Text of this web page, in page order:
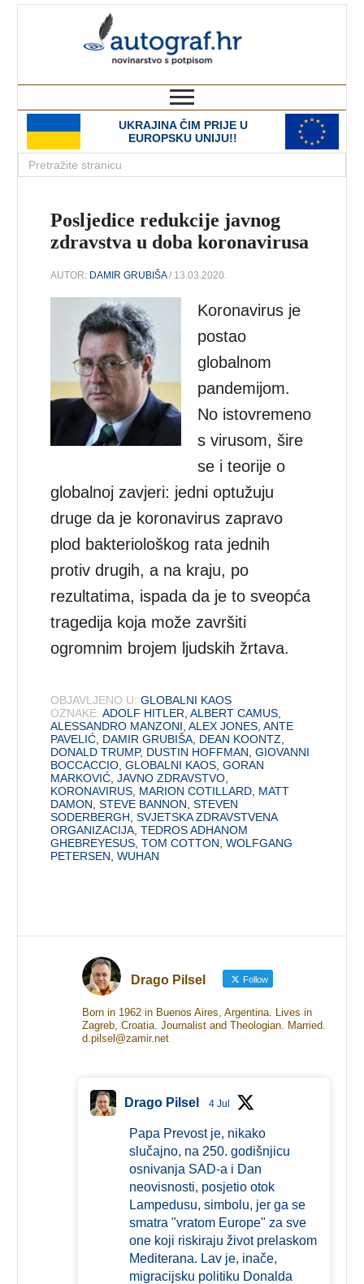
UKRAJINA ČIM PRIJE U
EUROPSKU UNIJU!!
Posljedice redukcije javnog
zdravstva u doba koronavirusa
AUTOR: DAMIR GRUBIŠA/ 13.03.2020.
Koronavirus je
postao
globalnom
pandemijom.
No istovremeno
s virusom, šire
se i teorije o
globalnoj zavjeri: jedni optužuju
druge da je koronavirus zapravo
plod bakteriološkog rata jednih
protiv drugih, a na kraju, po
rezultatima, ispada da je to sveopća
tragedija koja može završiti
ogromnim brojem ljudskih žrtava.
OBJAVLJENO U: GLOBALNI KAOS
OZNAKE: ADOLF HITLER ,ALBERT CAMUS
ALESSANDRO MANZONI ,ALEX JONES ,ANTE
PAVELIĆ DAMIR GRUBIŠA DEAN KOONTZ
DONALD TRUMP, DUSTIN HOFFMAN ,GIOVANNI
BOCCACCIO ,GLOBALNI KAOS ,GORAN
MARKOVIĆ ,JAVNO ZDRAVSTVO
KORONAVIRUS MARION COTILLARD MATT
DAMON ,STEVE BANNON ,STEVEN
SODERBERGH ,SVJETSKA ZDRAVSTVENA
ORGANIZACIJA ,TEDROS ADHANOM
GHEBREYESUS ,TOM COTTON ,WOLFGANG
PETERSEN ,WUHAN
Drago Pilsel Follow
Born in 1962 in Buenos Aires, Argentina. Lives in
Zagreb, Croatia. Journalist and Theologian. Married.
d.pilsel@zamir.net
Drago Pilsel 4 Jul
Papa Prevost je, nikako
slučajno, na 250. godišnjicu
osnivanja SAD-a i Dan
neovisnosti, posjetio otok
Lampedusu, simbolu, jer ga se
smatra "vratom Europe" za sve
one koji riskiraju život prelaskom
Mediterana. Lav je, inače,
migracijsku politiku Donalda